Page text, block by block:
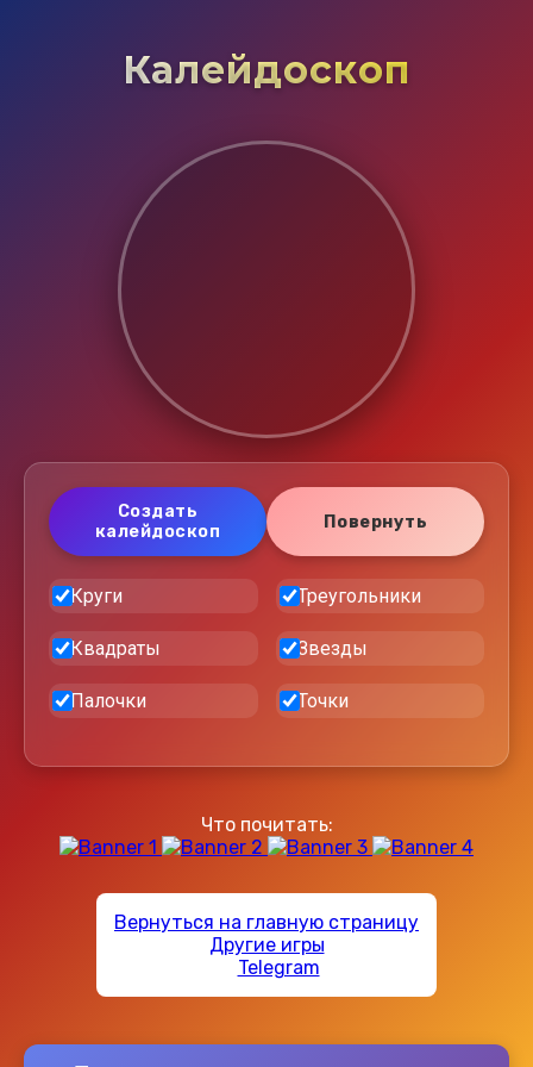
Калейдоскоп
Создать
калейдоскоп
Повернуть
Круги Треугольники
Квадраты Звезды
Палочки Точки
Что почитать:
Вернуться на главную страницу
Другие игры
Telegram